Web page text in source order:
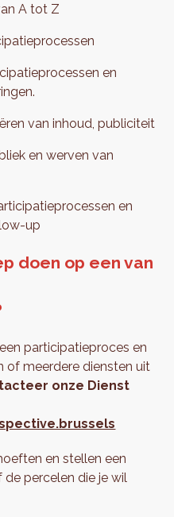
A tot Z
en
van inhoud, publiciteit
en werven van
en
up
doen op een van
participatieproces en
of meerdere diensten uit
onze Dienst
en stellen een
percelen die je wil